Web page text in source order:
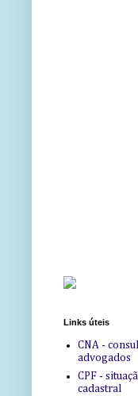
Links úteis
CNA -
advogados
CPF -
cadastral